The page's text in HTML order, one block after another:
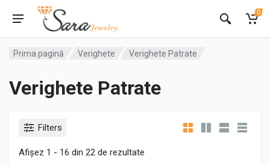
0
Prima pagină Verighete Verighete Patrate
Verighete Patrate
Filters
Afișez 1 - 16 din 22 de rezultate